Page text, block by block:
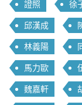
證照 徐
邱漢成
林義陽
馬力歐
魏嘉軒